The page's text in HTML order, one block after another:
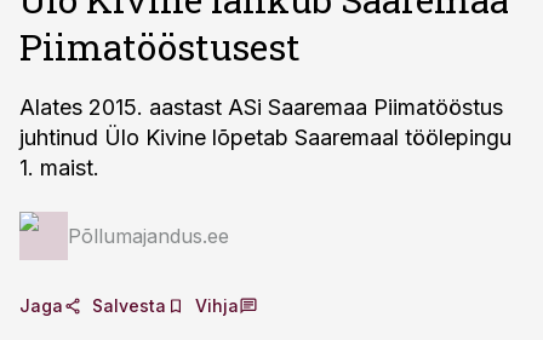
Piimatööstusest
Alates 2015. aastast ASi Saaremaa Piimatööstus
juhtinud Ülo Kivine lõpetab Saaremaal töölepingu
1. maist.
Põllumajandus.ee
Jaga Salvesta Vihja